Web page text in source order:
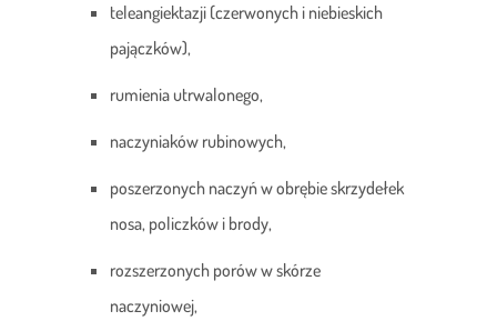
teleangiektazji (czerwonych i niebieskich
pajączków),
rumienia utrwalonego,
naczyniaków rubinowych,
poszerzonych naczyń w obrębie skrzydełek
nosa, policzków i brody,
rozszerzonych porów w skórze
naczyniowej,